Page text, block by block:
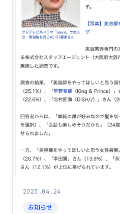
2023.04.24
お知らせ